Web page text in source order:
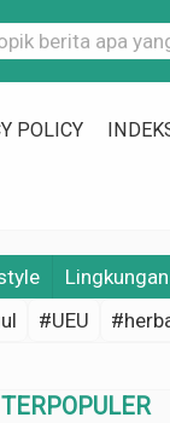
POLICY
Lingkungan
#UEU
TERPOPULER